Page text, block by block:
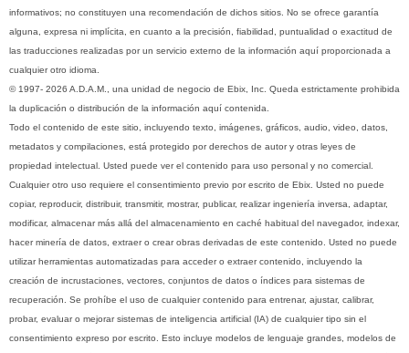
informativos; no constituyen una recomendación de dichos sitios. No se ofrece garantía
alguna, expresa ni implícita, en cuanto a la precisión, fiabilidad, puntualidad o exactitud de
las traducciones realizadas por un servicio externo de la información aquí proporcionada a
cualquier otro idioma.
© 1997- 2026 A.D.A.M., una unidad de negocio de Ebix, Inc. Queda estrictamente prohibida
la duplicación o distribución de la información aquí contenida.
Todo el contenido de este sitio, incluyendo texto, imágenes, gráficos, audio, video, datos,
metadatos y compilaciones, está protegido por derechos de autor y otras leyes de
propiedad intelectual. Usted puede ver el contenido para uso personal y no comercial.
Cualquier otro uso requiere el consentimiento previo por escrito de Ebix. Usted no puede
copiar, reproducir, distribuir, transmitir, mostrar, publicar, realizar ingeniería inversa, adaptar,
modificar, almacenar más allá del almacenamiento en caché habitual del navegador, indexar,
hacer minería de datos, extraer o crear obras derivadas de este contenido. Usted no puede
utilizar herramientas automatizadas para acceder o extraer contenido, incluyendo la
creación de incrustaciones, vectores, conjuntos de datos o índices para sistemas de
recuperación. Se prohíbe el uso de cualquier contenido para entrenar, ajustar, calibrar,
probar, evaluar o mejorar sistemas de inteligencia artificial (IA) de cualquier tipo sin el
consentimiento expreso por escrito. Esto incluye modelos de lenguaje grandes, modelos de